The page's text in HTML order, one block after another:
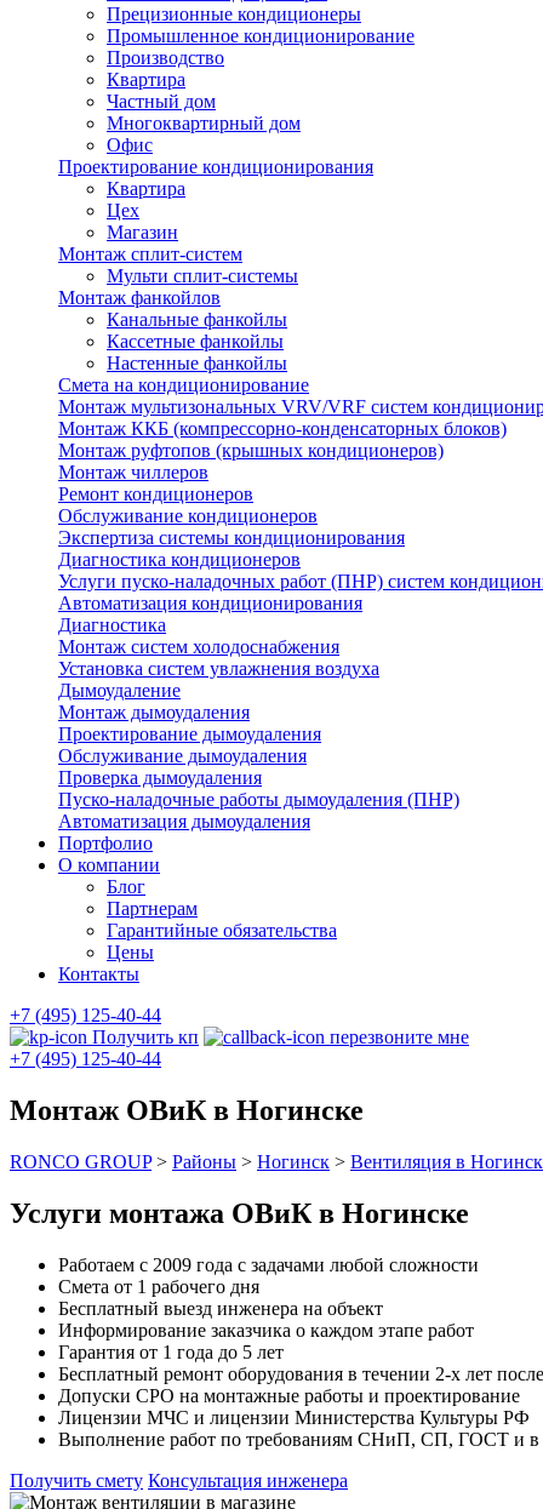
Прецизионные кондиционеры
Промышленное кондиционирование
Производство
Квартира
Частный дом
Многоквартирный дом
Офис
Проектирование кондиционирования
Квартира
Цех
Магазин
Монтаж сплит-систем
Мульти сплит-системы
Монтаж фанкойлов
Канальные фанкойлы
Кассетные фанкойлы
Настенные фанкойлы
Смета на кондиционирование
Монтаж мультизональных VRV/VRF систем
Монтаж ККБ (компрессорно-конденсаторных блоков)
Монтаж руфтопов (крышных кондиционеров)
Монтаж чиллеров
Ремонт кондиционеров
Обслуживание кондиционеров
Экспертиза системы кондиционирования
Диагностика кондиционеров
Услуги пуско-наладочных работ (ПНР) систем
Автоматизация кондиционирования
Диагностика
Монтаж систем холодоснабжения
Установка систем увлажнения воздуха
Дымоудаление
Монтаж дымоудаления
Проектирование дымоудаления
Обслуживание дымоудаления
Проверка дымоудаления
Пуско-наладочные работы дымоудаления (ПНР)
Автоматизация дымоудаления
Портфолио
О компании
Блог
Партнерам
Гарантийные обязательства
Цены
Контакты
+7 (495) 125-40-44
Получить кп
перезвоните мне
+7 (495) 125-40-44
Монтаж ОВиК в Ногинске
RONCO GROUP> Районы > Ногинск > Вентиляция в
Услуги монтажа ОВиК в Ногинске
Работаем с 2009 года с задачами любой сложности
Смета от 1 рабочего дня
Бесплатный выезд инженера на объект
Информирование заказчика о каждом этапе работ
Гарантия от 1 года до 5 лет
Бесплатный ремонт оборудования в течении 2-х лет
Допуски СРО на монтажные работы и проектирование
Лицензии МЧС и лицензии Министерства Культуры РФ
Выполнение работ по требованиям СНиП, СП, ГОСТ и в
Получить смету Консультация инженера